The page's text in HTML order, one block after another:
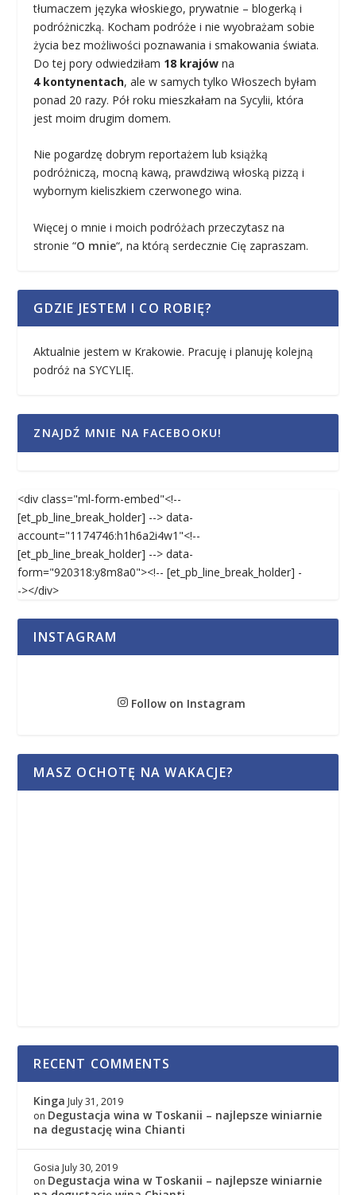
tłumaczem języka włoskiego, prywatnie – blogerką i
podróżniczką. Kocham podróże i nie wyobrażam sobie
życia bez możliwości poznawania i smakowania świata.
Do tej pory odwiedziłam 18 krajów na
4 kontynentach, ale w samych tylko Włoszech byłam
ponad 20 razy. Pół roku mieszkałam na Sycylii, która
jest moim drugim domem.
Nie pogardzę dobrym reportażem lub książką
podróżniczą, mocną kawą, prawdziwą włoską pizzą i
wybornym kieliszkiem czerwonego wina.
Więcej o mnie i moich podróżach przeczytasz na
stronie “O mnie“, na którą serdecznie Cię zapraszam.
GDZIE JESTEM I CO ROBIĘ?
Aktualnie jestem w Krakowie. Pracuję i planuję kolejną
podróż na SYCYLIĘ.
ZNAJDŹ MNIE NA FACEBOOKU!
<div class="ml-form-embed"<!--
[et_pb_line_break_holder] --> data-
account="1174746:h1h6a2i4w1"<!--
[et_pb_line_break_holder] --> data-
form="920318:y8m8a0"><!-- [et_pb_line_break_holder] -
-></div>
INSTAGRAM
Follow on Instagram
MASZ OCHOTĘ NA WAKACJE?
RECENT COMMENTS
Kinga July 31, 2019
on Degustacja wina w Toskanii – najlepsze winiarnie
na degustację wina Chianti
Gosia July 30, 2019
on Degustacja wina w Toskanii – najlepsze winiarnie